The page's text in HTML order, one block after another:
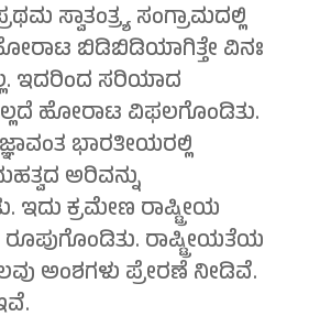
ಸ್ವಾತಂತ್ರ್ಯ ಸಂಗ್ರಾಮದಲ್ಲಿ
ಬಿಡಿಬಿಡಿಯಾಗಿತ್ತೇ ವಿನಃ
ಇದರಿಂದ ಸರಿಯಾದ
ಹೋರಾಟ ವಿಫಲಗೊಂಡಿತು.
ಭಾರತೀಯರಲ್ಲಿ
ಅರಿವನ್ನು
ಕ್ರಮೇಣ ರಾಷ್ಟ್ರೀಯ
ರಾಷ್ಟ್ರೀಯತೆಯ
ಅಂಶಗಳು ಪ್ರೇರಣೆ ನೀಡಿವೆ.